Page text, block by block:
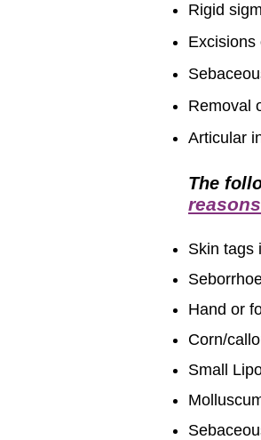
Rigid
Excisions
Removal
Articular
The
Skin tags
Hand or
Corn/
Small